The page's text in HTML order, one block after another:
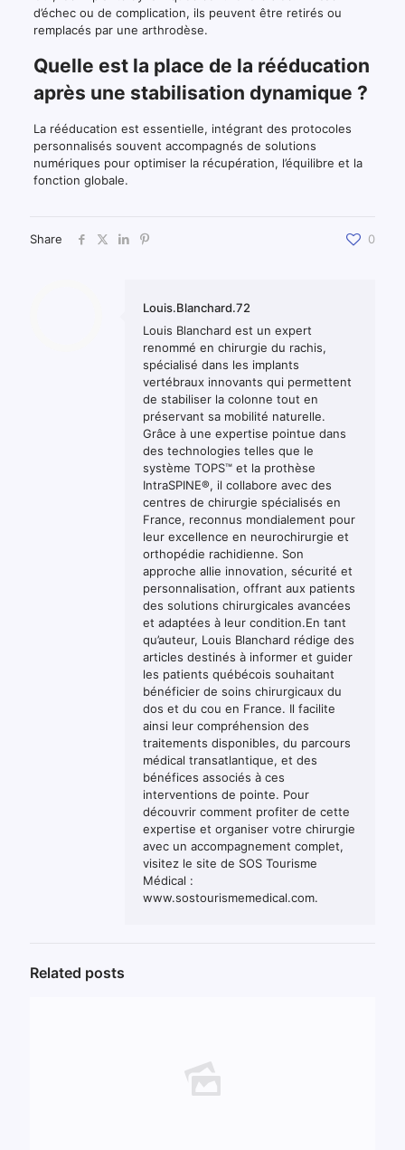
d’échec ou de complication, ils peuvent être retirés ou
remplacés par une arthrodèse.
Quelle est la place de la rééducation
après une stabilisation dynamique ?
La rééducation est essentielle, intégrant des protocoles
personnalisés souvent accompagnés de solutions
numériques pour optimiser la récupération, l’équilibre et la
fonction globale.
Share 0
Louis.Blanchard.72
Louis Blanchard est un expert
renommé en chirurgie du rachis,
spécialisé dans les implants
vertébraux innovants qui permettent
de stabiliser la colonne tout en
préservant sa mobilité naturelle.
Grâce à une expertise pointue dans
des technologies telles que le
système TOPS™ et la prothèse
IntraSPINE®, il collabore avec des
centres de chirurgie spécialisés en
France, reconnus mondialement pour
leur excellence en neurochirurgie et
orthopédie rachidienne. Son
approche allie innovation, sécurité et
personnalisation, offrant aux patients
des solutions chirurgicales avancées
et adaptées à leur condition.En tant
qu’auteur, Louis Blanchard rédige des
articles destinés à informer et guider
les patients québécois souhaitant
bénéficier de soins chirurgicaux du
dos et du cou en France. Il facilite
ainsi leur compréhension des
traitements disponibles, du parcours
médical transatlantique, et des
bénéfices associés à ces
interventions de pointe. Pour
découvrir comment profiter de cette
expertise et organiser votre chirurgie
avec un accompagnement complet,
visitez le site de SOS Tourisme
Médical :
www.sostourismemedical.com.
Related posts